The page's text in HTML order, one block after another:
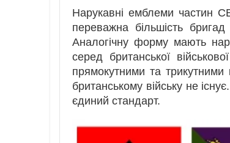
Нарукавні емблеми частин
переважна більшість
Аналогічну форму мають
серед британської
прямокутними та
британському війську не
єдиний стандарт.